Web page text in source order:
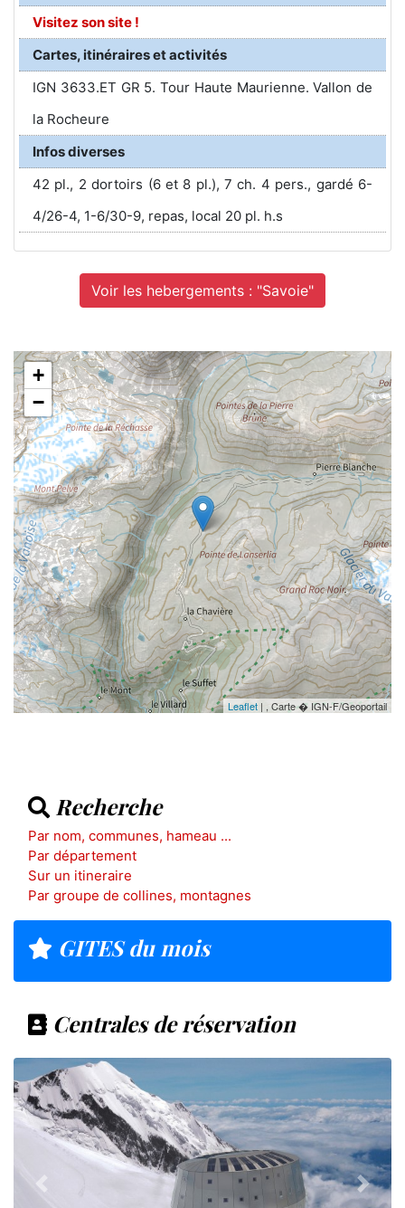
Visitez son site !
Cartes, itinéraires et activités
IGN 3633.ET GR 5. Tour Haute Maurienne. Vallon de
la Rocheure
Infos diverses
42 pl., 2 dortoirs (6 et 8 pl.), 7 ch. 4 pers., gardé 6-
4/26-4, 1-6/30-9, repas, local 20 pl. h.s
Voir les hebergements : "Savoie"
+
−
Leaflet | , Carte � IGN-F/Geoportail
Recherche
Par nom, communes, hameau ...
Par département
Sur un itineraire
Par groupe de collines, montagnes
GITES du mois
Centrales de réservation